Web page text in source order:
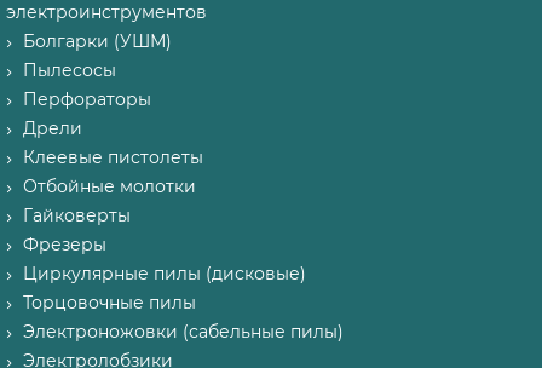
электроинструментов
Болгарки (УШМ)
Пылесосы
Перфораторы
Дрели
Клеевые пистолеты
Отбойные молотки
Гайковерты
Фрезеры
Циркулярные пилы (дисковые)
Торцовочные пилы
Электроножовки (сабельные пилы)
Электролобзики